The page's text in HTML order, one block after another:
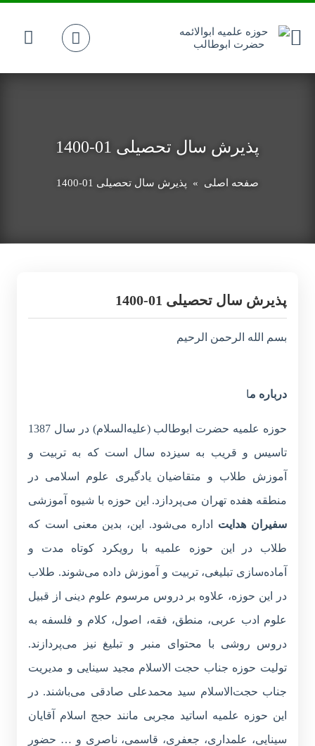
پذیرش سال تحصیلی 01-1400
صفحه اصلی » پذیرش سال تحصیلی 01-1400
پذیرش سال تحصیلی 01-1400
بسم الله الرحمن الرحیم
درباره ما
حوزه علمیه حضرت ابوطالب (علیه‌السلام) در سال 1387
تاسیس و قریب به سیزده سال است که به تربیت و
آموزش طلاب و متقاضیان یادگیری علوم اسلامی در
منطقه هفده تهران می‌پردازد. این حوزه با شیوه آموزشی
سفیران هدایت اداره می‌شود. این، بدین معنی است که
طلاب در این حوزه علمیه با رویکرد کوتاه مدت و
آماده‌سازی تبلیغی، تربیت و آموزش داده می‌شوند. طلاب
در این حوزه، علاوه بر دروس مرسوم علوم دینی از قبیل
علوم ادب عربی، منطق، فقه، اصول، کلام و فلسفه به
دروس روشی با محتوای منبر و تبلیغ نیز می‌پردازند.
تولیت حوزه جناب حجت الاسلام مجید سینایی و مدیریت
جناب حجت‌الاسلام سید محمدعلی صادقی می‌باشند. در
این حوزه علمیه اساتید مجربی مانند حجج اسلام آقایان
سینایی، علمداری، جعفری، قاسمی، ناصری و … حضور